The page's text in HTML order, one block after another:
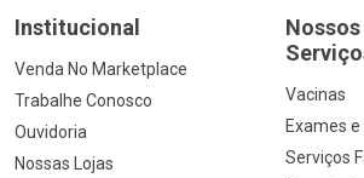
Institucional
Venda No Marketplace
Trabalhe Conosco
Ouvidoria
Nossas Lojas
Nossos
Vacinas
Exames
Serviços